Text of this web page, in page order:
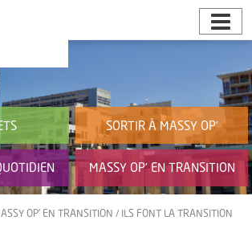
SORTIR À MASSY OP’
MASSY OP’ EN TRANSITION
OP' EN TRANSITION / ILS FONT LA TRANSITION